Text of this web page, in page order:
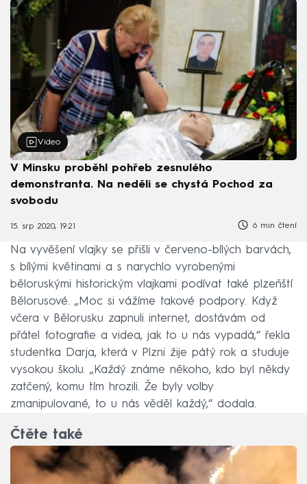
Video
V Minsku proběhl pohřeb zesnulého
demonstranta. Na neděli se chystá Pochod za
svobodu
15. srp 2020, 19:21 6 min čtení
Na vyvěšení vlajky se přišli v červeno-bílých barvách,
s bílými květinami a s narychlo vyrobenými
běloruskými historickým vlajkami podívat také plzeňští
Bělorusové. „Moc si vážíme takové podpory. Když
včera v Bělorusku zapnuli internet, dostávám od
přátel fotografie a videa, jak to u nás vypadá,“ řekla
studentka Darja, která v Plzni žije pátý rok a studuje
vysokou školu. „Každý známe někoho, kdo byl někdy
zatčený, komu tím hrozili. Že byly volby
zmanipulované, to u nás věděl každý,“ dodala.
Čtěte také